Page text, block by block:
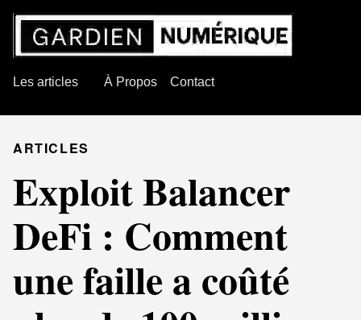
Les articles À Propos Contact
ARTICLES
Exploit Balancer
DeFi : Comment
une faille a coûté